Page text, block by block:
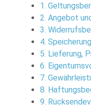
1.
2. Angebot
3.
4.
5. Lieferung,
6.
7.
8.
9.